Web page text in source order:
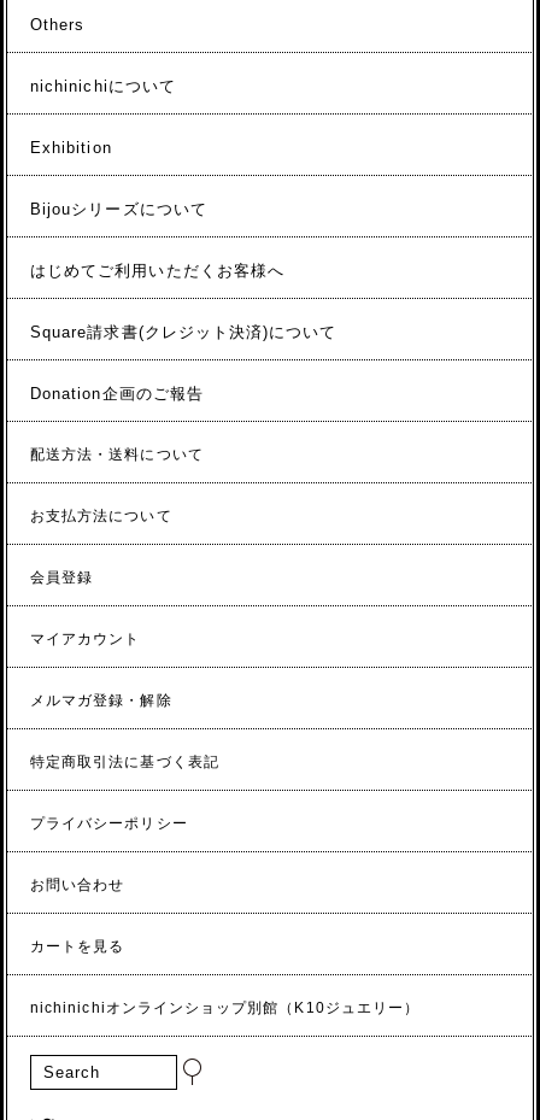
Others
nichinichiについて
Exhibition
Bijouシリーズについて
はじめてご利用いただくお客様へ
Square請求書(クレジット決済)について
Donation企画のご報告
配送方法・送料について
お支払方法について
会員登録
マイアカウント
メルマガ登録・解除
特定商取引法に基づく表記
プライバシーポリシー
お問い合わせ
カートを見る
nichinichiオンラインショップ別館（K10ジュエリー）